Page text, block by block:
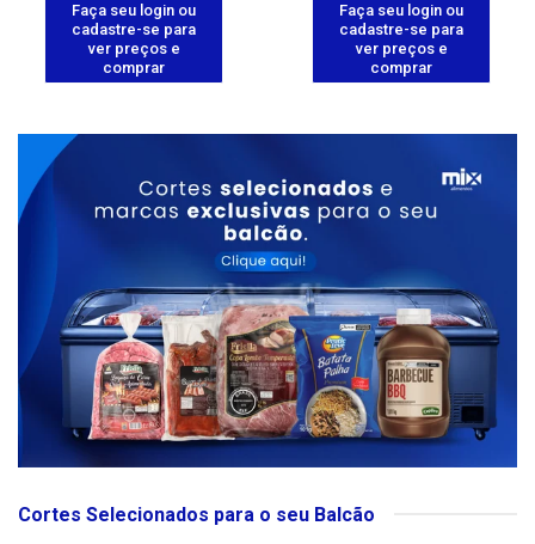
Faça seu login ou
cadastre-se para
ver preços e
comprar
Faça seu login ou
cadastre-se para
ver preços e
comprar
Cortes Selecionados para o seu Balcão